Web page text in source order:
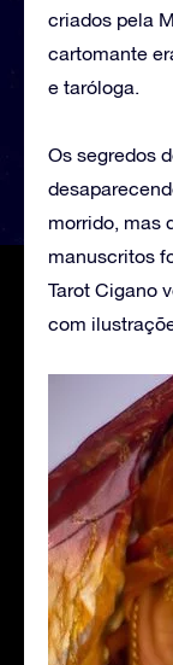
criados pela
cartomante
e taróloga.
Os segredos
morrido, mas
manuscritos
Tarot Cigano
com